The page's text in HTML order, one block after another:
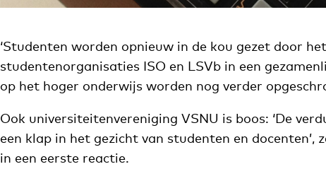
‘Studenten worden opnieuw in de kou gezet door
studentenorganisaties ISO en LSVb in een
op het hoger onderwijs worden nog verder
Ook universiteitenvereniging VSNU is boos: ‘De
een klap in het gezicht van studenten en
in een eerste reactie.